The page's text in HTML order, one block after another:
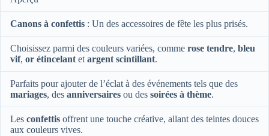
Canons à confettis : Un des accessoires de fête les plus prisés.
Choisissez parmi des couleurs variées, comme rose tendre, bleu
vif, or étincelant et argent scintillant.
Parfaits pour ajouter de l’éclat à des événements tels que des
mariages, des anniversaires ou des soirées à thème.
Les confettis offrent une touche créative, allant des teintes douces
aux couleurs vives.